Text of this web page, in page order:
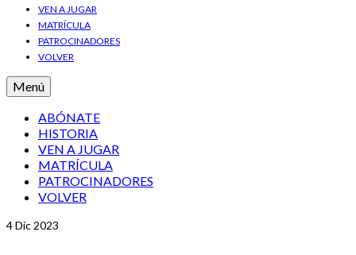
VEN A JUGAR
MATRÍCULA
PATROCINADORES
VOLVER
Menú
ABÓNATE
HISTORIA
VEN A JUGAR
MATRÍCULA
PATROCINADORES
VOLVER
4Dic 2023